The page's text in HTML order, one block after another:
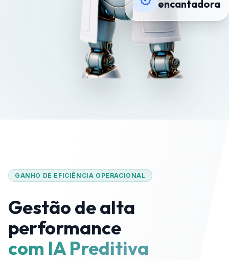
GANHO DE EFICIÊNCIA OPERACIONAL
Gestão de alta
performance
com IA Preditiva